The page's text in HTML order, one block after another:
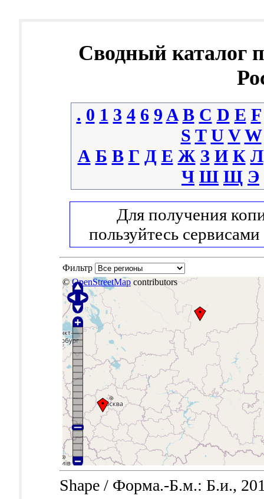
Сводный каталог
. 0 1 3 4 6 9 A B C D E F
S T U V W
А Б В Г Д Е Ж З И К Л
Ч Ш Щ Э
Для получения
пользуйтесь сервисами
Фильтр
©OpenStreetMapcontributors
Shape / Форма.-Б.м.: Б.и.,